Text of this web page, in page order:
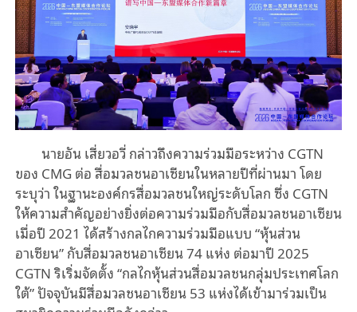
นายอัน เสี่ยวอวี่ กล่าวถึงความร่วมมือระหว่าง CGTN
ของ CMG ต่อ สื่อมวลชนอาเซียนในหลายปีที่ผ่านมา โดย
ระบุว่า ในฐานะองค์กรสื่อมวลชนใหญ่ระดับโลก ซึ่ง CGTN
ให้ความสำคัญอย่างยิ่งต่อความร่วมมือกับสื่อมวลชนอาเซียน
เมื่อปี 2021 ได้สร้างกลไกความร่วมมือแบบ “หุ้นส่วน
อาเซียน” กับสื่อมวลชนอาเซียน 74 แห่ง ต่อมาปี 2025
CGTN ริเริ่มจัดตั้ง “กลไกหุ้นส่วนสื่อมวลชนกลุ่มประเทศโลก
ใต้” ปัจจุบันมีสื่อมวลชนอาเซียน 53 แห่งได้เข้ามาร่วมเป็น